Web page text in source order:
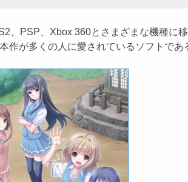
PSP、Xbox 360とさまざまな機種に
が多くの人に愛されているソフトであ